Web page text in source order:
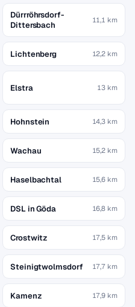
Dürrröhrsdorf-
Dittersbach
11,1 km
Lichtenberg 12,2 km
Elstra 13 km
Hohnstein 14,3 km
Wachau 15,2 km
Haselbachtal 15,6 km
DSL in Göda 16,8 km
Crostwitz 17,5 km
Steinigtwolmsdorf 17,7 km
Kamenz 17,9 km